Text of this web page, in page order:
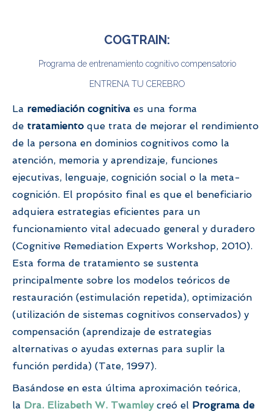
COGTRAIN:
Programa de entrenamiento cognitivo compensatorio
ENTRENA TU CEREBRO
La remediación cognitiva es una forma
de tratamiento que trata de mejorar el rendimiento
de la persona en dominios cognitivos como la
atención, memoria y aprendizaje, funciones
ejecutivas, lenguaje, cognición social o la meta-
cognición. El propósito final es que el beneficiario
adquiera estrategias eficientes para un
funcionamiento vital adecuado general y duradero
(Cognitive Remediation Experts Workshop, 2010).
Esta forma de tratamiento se sustenta
principalmente sobre los modelos teóricos de
restauración (estimulación repetida), optimización
(utilización de sistemas cognitivos conservados) y
compensación (aprendizaje de estrategias
alternativas o ayudas externas para suplir la
función perdida) (Tate, 1997).
Basándose en esta última aproximación teórica,
la Dra. Elizabeth W. Twamley creó el Programa de